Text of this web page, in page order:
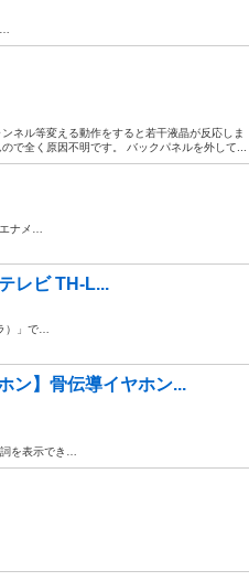
ネル等変える動作をすると若干液晶が反応しま
で全く原因不明です。 バックパネルを外して...
ナメ…
レビ TH-L...
）」で…
ン】骨伝導イヤホン...
を表示でき…